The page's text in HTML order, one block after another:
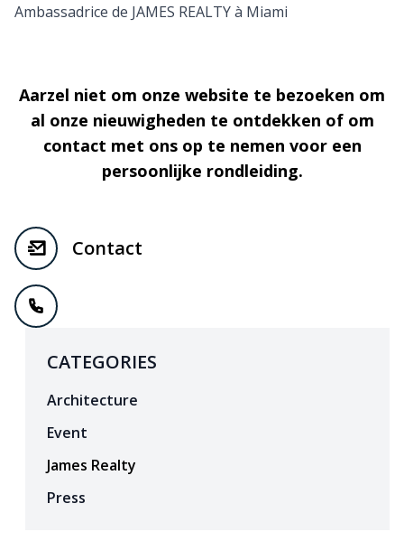
Ambassadrice de JAMES REALTY à Miami
Aarzel niet om onze website te bezoeken om
al onze nieuwigheden te ontdekken of om
contact met ons op te nemen voor een
persoonlijke rondleiding.
Contact
CATEGORIES
Architecture
Event
James Realty
Press